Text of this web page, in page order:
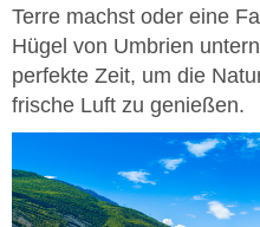
Terre machst oder eine
Hügel von Umbrien
perfekte Zeit, um die
frische Luft zu genießen.